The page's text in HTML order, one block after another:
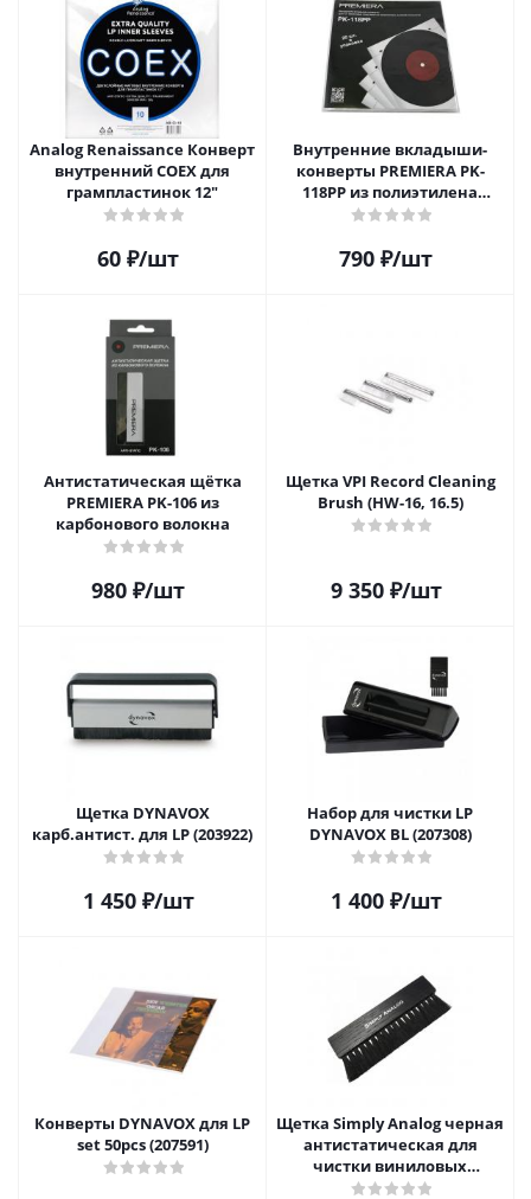
Analog Renaissance Конверт
внутренний COEX для
грампластинок 12"
60 ₽/шт
Внутренние вкладыши-
конверты PREMIERA PK-
118PP из полиэтилена
высокой плотности для 12"
шт.
790 ₽/шт
Антистатическая щётка
PREMIERA PK-106 из
карбонового волокна
980 ₽/шт
Щетка VPI Record Cleaning
Brush (HW-16, 16.5)
9 350₽/шт
Щетка DYNAVOX
карб.антист. для LP (203922)
1 450₽/шт
Набор для чистки LP
DYNAVOX BL (207308)
1 400₽/шт
Конверты DYNAVOX для LP
set 50pcs (207591)
Щетка Simply Analog черная
антистатическая для
чистки виниловых
пластинок